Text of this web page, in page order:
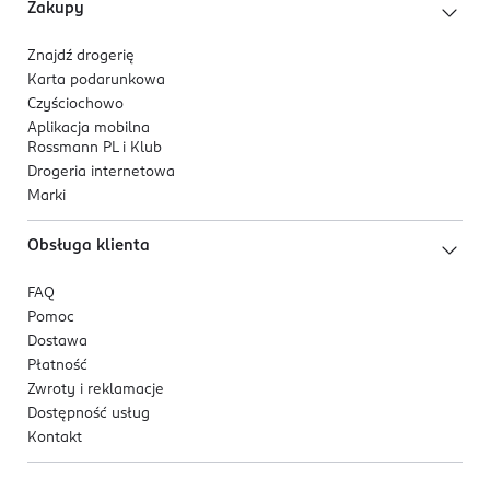
Zakupy
Znajdź drogerię
Karta podarunkowa
Czyściochowo
Aplikacja mobilna
Rossmann PL i Klub
Drogeria internetowa
Marki
Obsługa klienta
FAQ
Pomoc
Dostawa
Płatność
Zwroty i reklamacje
Dostępność usług
Kontakt